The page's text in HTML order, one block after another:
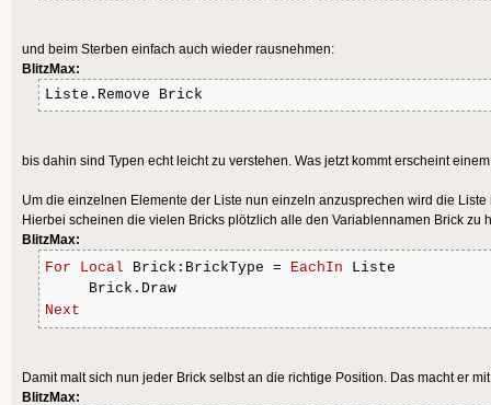
und beim Sterben einfach auch wieder rausnehmen:
BlitzMax:
Liste.Remove Brick
bis dahin sind Typen echt leicht zu verstehen. Was jetzt kommt erscheint
Um die einzelnen Elemente der Liste nun einzeln anzusprechen wird die
Hierbei scheinen die vielen Bricks plötzlich alle den Variablennamen Brick zu
BlitzMax:
For Local Brick:BrickType = EachIn Liste
     Brick.Draw
Next
Damit malt sich nun jeder Brick selbst an die richtige Position. Das macht er
BlitzMax: